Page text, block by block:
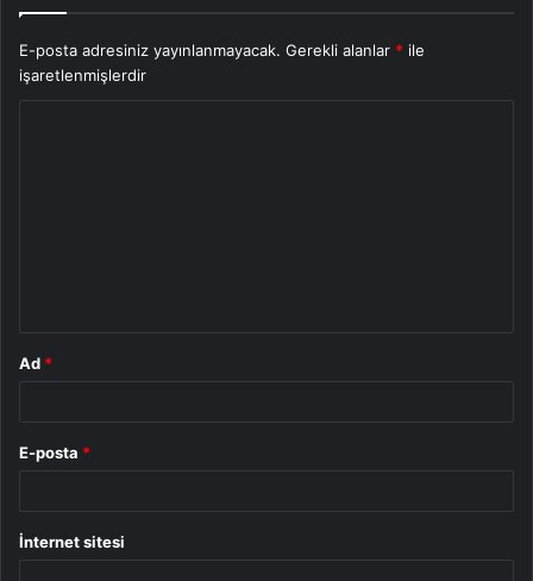
E-posta adresiniz yayınlanmayacak. Gerekli alanlar * ile
işaretlenmişlerdir
Ad *
E-posta *
İnternet sitesi